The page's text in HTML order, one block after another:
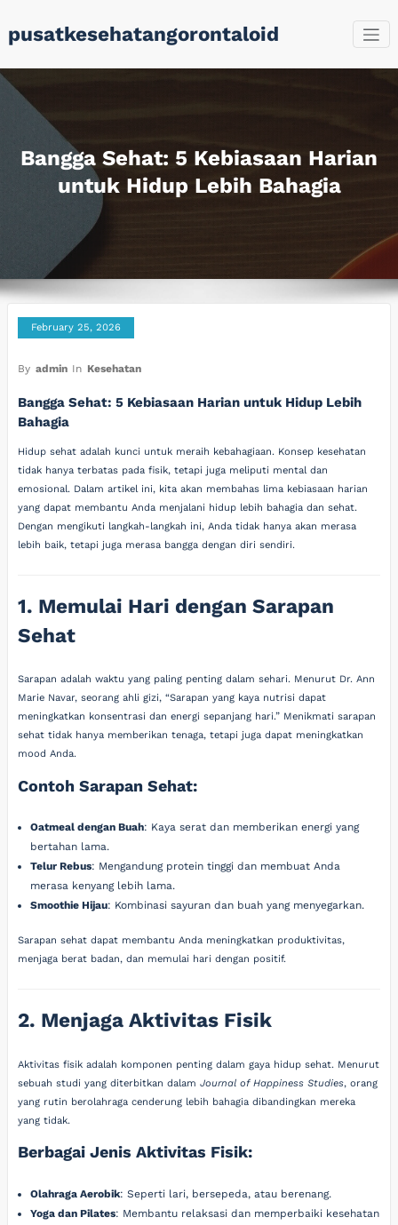
to
content
pusatkesehatangorontaloid
Bangga Sehat: 5 Kebiasaan Harian
untuk Hidup Lebih Bahagia
February 25, 2026
By admin In Kesehatan
Bangga Sehat: 5 Kebiasaan Harian untuk Hidup Lebih
Bahagia
Hidup sehat adalah kunci untuk meraih kebahagiaan. Konsep kesehatan
tidak hanya terbatas pada fisik, tetapi juga meliputi mental dan
emosional. Dalam artikel ini, kita akan membahas lima kebiasaan harian
yang dapat membantu Anda menjalani hidup lebih bahagia dan sehat.
Dengan mengikuti langkah-langkah ini, Anda tidak hanya akan merasa
lebih baik, tetapi juga merasa bangga dengan diri sendiri.
1. Memulai Hari dengan Sarapan
Sehat
Sarapan adalah waktu yang paling penting dalam sehari. Menurut Dr. Ann
Marie Navar, seorang ahli gizi, “Sarapan yang kaya nutrisi dapat
meningkatkan konsentrasi dan energi sepanjang hari.” Menikmati sarapan
sehat tidak hanya memberikan tenaga, tetapi juga dapat meningkatkan
mood Anda.
Contoh Sarapan Sehat:
Oatmeal dengan Buah: Kaya serat dan memberikan energi yang
bertahan lama.
Telur Rebus: Mengandung protein tinggi dan membuat Anda
merasa kenyang lebih lama.
Smoothie Hijau: Kombinasi sayuran dan buah yang menyegarkan.
Sarapan sehat dapat membantu Anda meningkatkan produktivitas,
menjaga berat badan, dan memulai hari dengan positif.
2. Menjaga Aktivitas Fisik
Aktivitas fisik adalah komponen penting dalam gaya hidup sehat. Menurut
sebuah studi yang diterbitkan dalamJournal of Happiness Studies, orang
yang rutin berolahraga cenderung lebih bahagia dibandingkan mereka
yang tidak.
Berbagai Jenis Aktivitas Fisik:
Olahraga Aerobik: Seperti lari, bersepeda, atau berenang.
Yoga dan Pilates: Membantu relaksasi dan memperbaiki kesehatan